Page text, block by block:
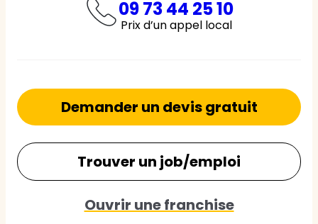
09 73 44 25 10
Prix d’un appel local
Demander un devis gratuit
Trouver un job/emploi
Ouvrir une franchise